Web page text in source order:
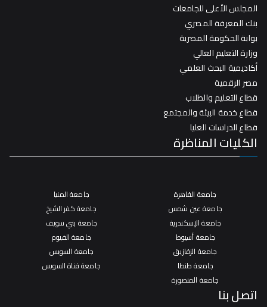
المجلس الأعلى للجامعات
بنك المعرفة المصري
بوابة الحكومة المصرية
وزارة التعليم العالي
أكاديمية البحث العلمي
مصر الرقمية
قطاع التعليم والطلاب
قطاع خدمة البيئة والمجتمع
قطاع الدراسات العليا
الكليات المناظرة
جامعة القاهرة
جامعة عين شمس
جامعة الإسكندرية
جامعة أسيوط
جامعة الزقازيق
جامعة طنطا
جامعة المنصورة
جامعة المنيا
جامعة كفر الشيخ
جامعة بني سويف
جامعة الفيوم
جامعة السويس
جامعة قناة السويس
اتصل بنا